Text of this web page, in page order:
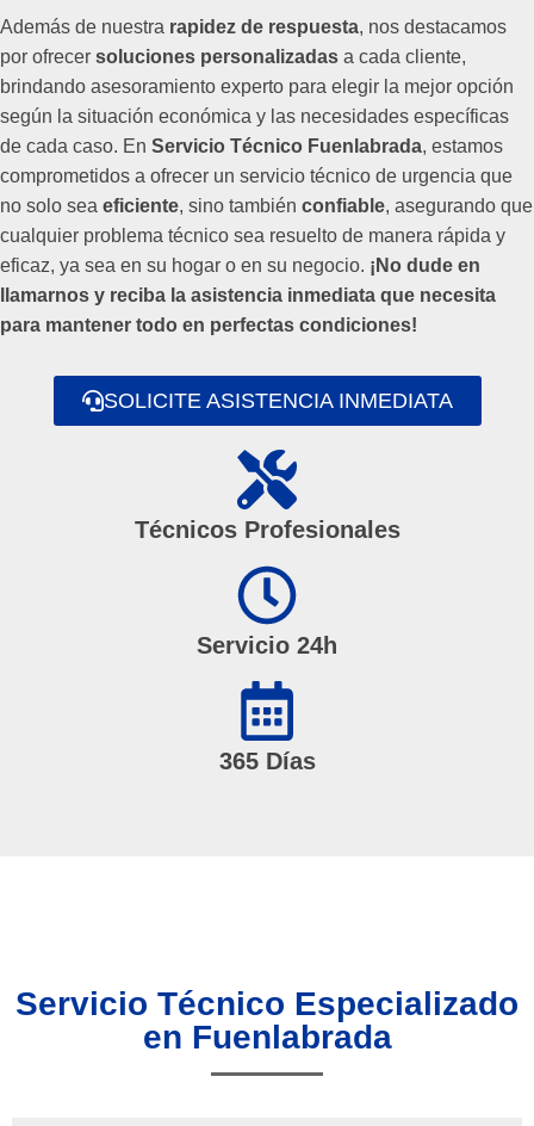
Además de nuestra rapidez de respuesta, nos destacamos
por ofrecer soluciones personalizadas a cada cliente,
brindando asesoramiento experto para elegir la mejor opción
según la situación económica y las necesidades específicas
de cada caso. En Servicio Técnico Fuenlabrada, estamos
comprometidos a ofrecer un servicio técnico de urgencia que
no solo sea eficiente, sino también confiable, asegurando que
cualquier problema técnico sea resuelto de manera rápida y
eficaz, ya sea en su hogar o en su negocio. ¡No dude en
llamarnos y reciba la asistencia inmediata que necesita
para mantener todo en perfectas condiciones!
SOLICITE ASISTENCIA INMEDIATA
Técnicos Profesionales
Servicio 24h
365 Días
Servicio Técnico Especializado
en Fuenlabrada